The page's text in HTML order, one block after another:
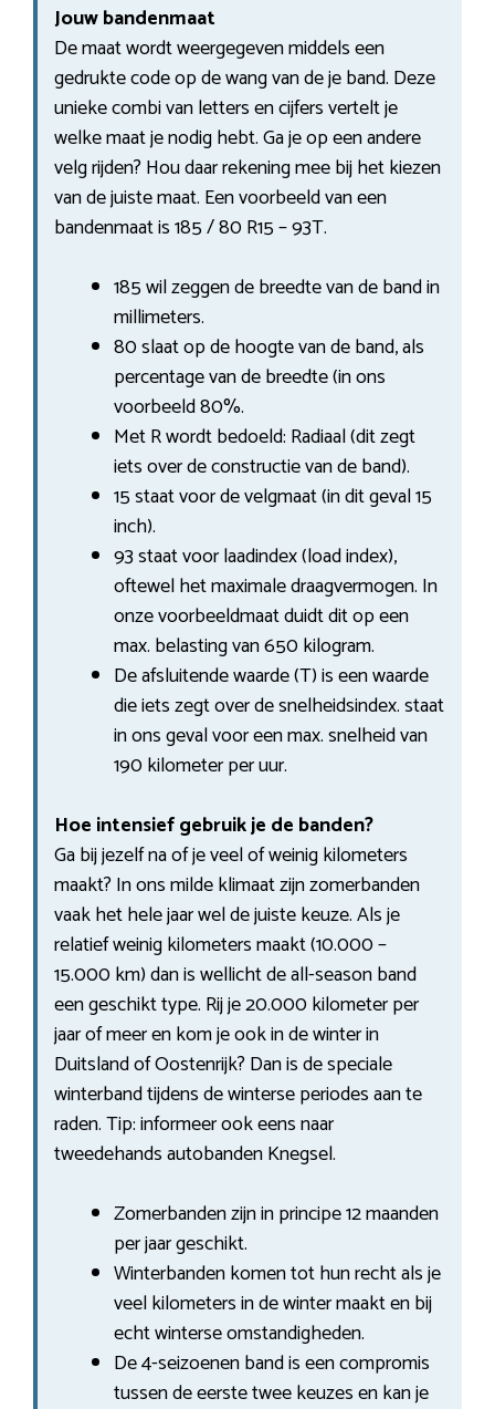
Jouw bandenmaat
De maat wordt weergegeven middels een
gedrukte code op de wang van de je band. Deze
unieke combi van letters en cijfers vertelt je
welke maat je nodig hebt. Ga je op een andere
velg rijden? Hou daar rekening mee bij het kiezen
van de juiste maat. Een voorbeeld van een
bandenmaat is 185 / 80 R15 – 93T.
185 wil zeggen de breedte van de band in
millimeters.
80 slaat op de hoogte van de band, als
percentage van de breedte (in ons
voorbeeld 80%.
Met R wordt bedoeld: Radiaal (dit zegt
iets over de constructie van de band).
15 staat voor de velgmaat (in dit geval 15
inch).
93 staat voor laadindex (load index),
oftewel het maximale draagvermogen. In
onze voorbeeldmaat duidt dit op een
max. belasting van 650 kilogram.
De afsluitende waarde (T) is een waarde
die iets zegt over de snelheidsindex. staat
in ons geval voor een max. snelheid van
190 kilometer per uur.
Hoe intensief gebruik je de banden?
Ga bij jezelf na of je veel of weinig kilometers
maakt? In ons milde klimaat zijn zomerbanden
vaak het hele jaar wel de juiste keuze. Als je
relatief weinig kilometers maakt (10.000 –
15.000 km) dan is wellicht de all-season band
een geschikt type. Rij je 20.000 kilometer per
jaar of meer en kom je ook in de winter in
Duitsland of Oostenrijk? Dan is de speciale
winterband tijdens de winterse periodes aan te
raden. Tip: informeer ook eens naar
tweedehands autobanden Knegsel.
Zomerbanden zijn in principe 12 maanden
per jaar geschikt.
Winterbanden komen tot hun recht als je
veel kilometers in de winter maakt en bij
echt winterse omstandigheden.
De 4-seizoenen band is een compromis
tussen de eerste twee keuzes en kan je